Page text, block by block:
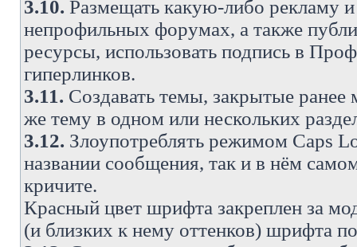
3.10. Размещать какую-либо рекламу
непрофильных форумах, а также
ресурсы, использовать подпись в
гиперлинков.
3.11. Создавать темы, закрытые ранее
же тему в одном или нескольких
3.12. Злоупотреблять режимом Caps
названии сообщения, так и в нём
кричите.
Красный цвет шрифта закреплен за
(и близких к нему оттенков) шрифта